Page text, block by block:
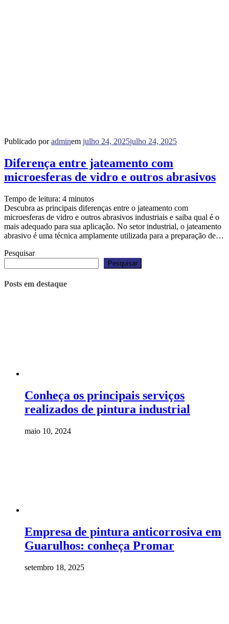
Publicado poradminem julho 24, 2025julho 24, 2025
Diferença entre jateamento com
microesferas de vidro e outros abrasivos
Tempo de leitura: 4 minutos
Descubra as principais diferenças entre o jateamento com
microesferas de vidro e outros abrasivos industriais e saiba qual é o
mais adequado para sua aplicação. No setor industrial, o jateamento
abrasivo é uma técnica amplamente utilizada para a preparação de…
Pesquisar
Pesquisar
Posts em destaque
Conheça os principais serviços
realizados de pintura industrial
maio 10, 2024
Empresa de pintura anticorrosiva em
Guarulhos: conheça Promar
setembro 18, 2025